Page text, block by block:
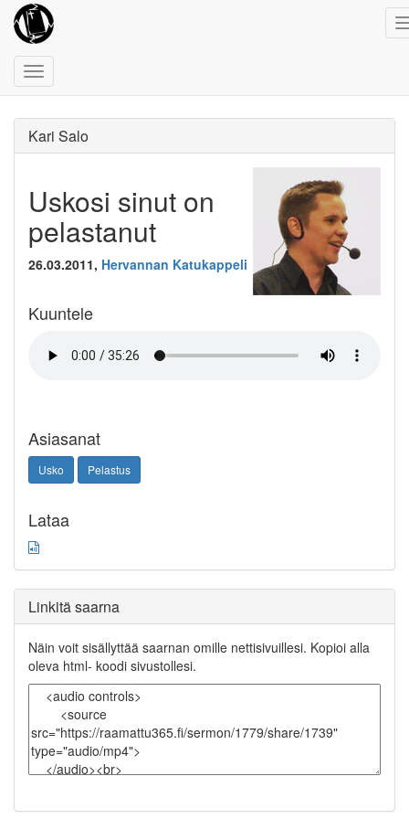
Toggle
navigation
Kari Salo
Uskosi sinut on
pelastanut
26.03.2011, Hervannan Katukappeli
Kuuntele
Asiasanat
Usko Pelastus
Lataa
Linkitä saarna
Näin voit sisällyttää saarnan omille nettisivuillesi. Kopioi alla
oleva html- koodi sivustollesi.